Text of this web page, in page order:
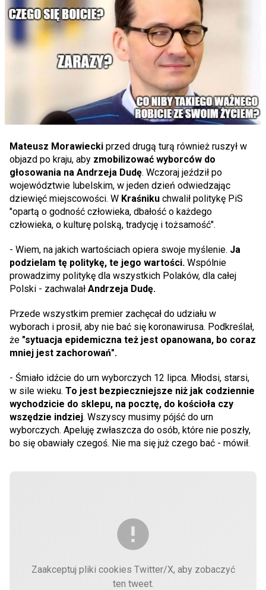
Mateusz Morawiecki przed drugą turą również ruszył w
objazd po kraju, aby zmobilizować wyborców do
głosowania na Andrzeja Dudę. Wczoraj jeździł po
województwie lubelskim, w jeden dzień odwiedzając
dziewięć miejscowości. W Kraśniku chwalił politykę PiS
"opartą o godność człowieka, dbałość o każdego
człowieka, o kulturę polską, tradycję i tożsamość".
- Wiem, na jakich wartościach opiera swoje myślenie. Ja
podzielam tę politykę, te jego wartości. Wspólnie
prowadzimy politykę dla wszystkich Polaków, dla całej
Polski - zachwalał Andrzeja Dudę.
Przede wszystkim premier zachęcał do udziału w
wyborach i prosił, aby nie bać się koronawirusa. Podkreślał,
że "sytuacja epidemiczna też jest opanowana, bo coraz
mniej jest zachorowań".
- Śmiało idźcie do urn wyborczych 12 lipca. Młodsi, starsi,
w sile wieku. To jest bezpieczniejsze niż jak codziennie
wychodzicie do sklepu, na pocztę, do kościoła czy
wszędzie indziej. Wszyscy musimy pójść do urn
wyborczych. Apeluję zwłaszcza do osób, które nie poszły,
bo się obawiały czegoś. Nie ma się już czego bać - mówił.
Zaakceptuj pliki cookies Twitter/X, aby zobaczyć
ten tweet.